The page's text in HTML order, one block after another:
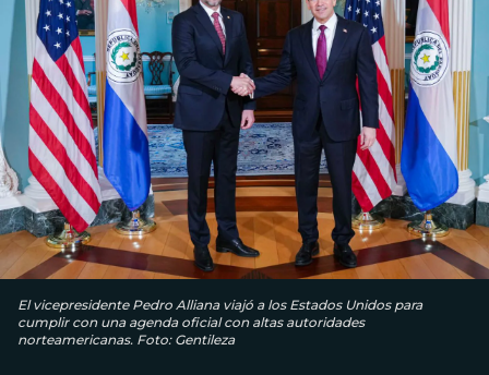
El vicepresidente Pedro Alliana viajó a los Estados Unidos para
cumplir con una agenda oficial con altas autoridades
norteamericanas. Foto: Gentileza